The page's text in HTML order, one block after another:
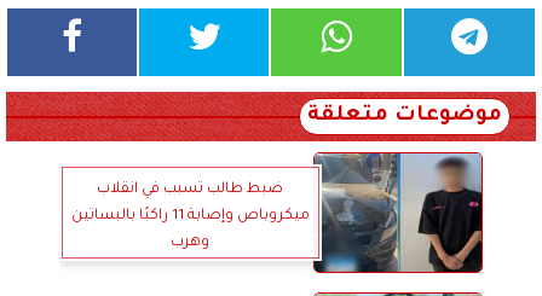
موضوعات متعلقة
ضبط طالب تسبب في انقلاب
ميكروباص وإصابة 11 راكبًا بالبساتين
وهرب